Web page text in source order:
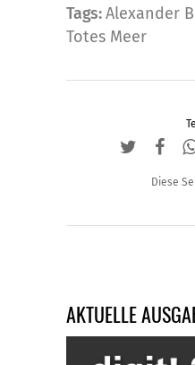
Optionen
können
der
Tags: Alexander
Totes Meer
Diese
AKTUELLE